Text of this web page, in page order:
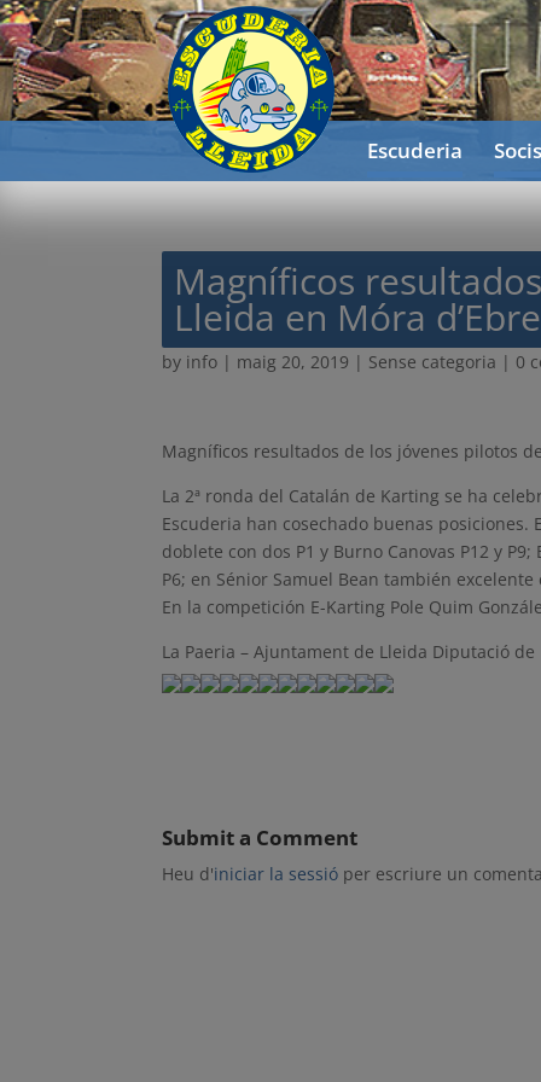
Escuderia
Magníficos
Lleida en Móra
by info | maig 20, 2019 | Sense categoria | 0
Magníficos resultados de los jóvenes pilotos
La 2ª ronda del Catalán de Karting se ha
Escuderia han cosechado buenas posiciones.
doblete con dos P1 y Burno Canovas P12 y P9;
P6; en Sénior Samuel Bean también excelente
En la competición E-Karting Pole Quim
La Paeria – Ajuntament de Lleida Diputació
Submit a Comment
Heu d'iniciar la sessió per escriure un